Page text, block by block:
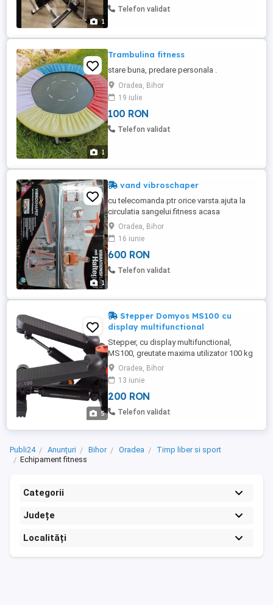
1
telefonic .
Telefon validat
1
Trambulina fitness
stare buna, predare personala .
Oradea, Bihor
19 iulie
100 RON
Telefon validat
1
vand vibroschaper
cu telecomanda.ptr orice varsta.ajuta la
circulatia sangelui.fitness acasa
Oradea, Bihor
16 iunie
600 RON
Telefon validat
5
Stepper Domyos MS100 cu
display multifunctional
Stepper, cu display multifunctional,
MS100, greutate maxima utilizator 100 kg
Acest produs este conceput pentru
antrenamente cardio la domiciliu. Permite
tonifierea muschilor. Solicita abdomenul
si zona inferioara a corpului (fesieri,
coapse, gambe). Antrenati in acelasi timp
Oradea, Bihor
13 iunie
200 RON
Telefon validat
Publi24 Anunțuri Bihor Oradea
Timp liber si sport
Echipament fitness
Categorii
Județe
Localități